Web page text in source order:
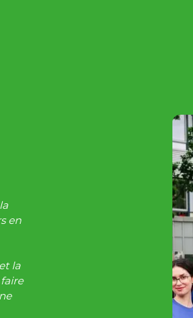
en
la